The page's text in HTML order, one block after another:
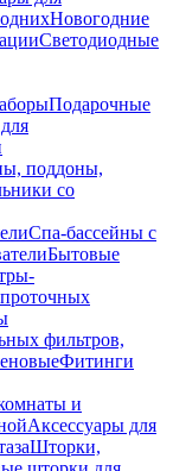
Новогодние
Светодиодные
Подарочные
поддоны,
со
Спа-бассейны с
Бытовые
фильтров,
Фитинги
и
Аксессуары для
Шторки,